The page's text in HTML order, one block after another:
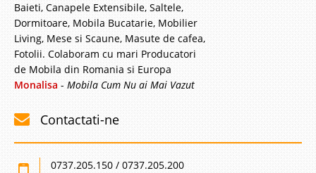
Baieti, Canapele Extensibile, Saltele,
Dormitoare, Mobila Bucatarie, Mobilier
Living, Mese si Scaune, Masute de cafea,
Fotolii. Colaboram cu mari Producatori
de Mobila din Romania si Europa
Monalisa - Mobila Cum Nu ai Mai Vazut
Contactati-ne
0737.205.150 / 0737.205.200